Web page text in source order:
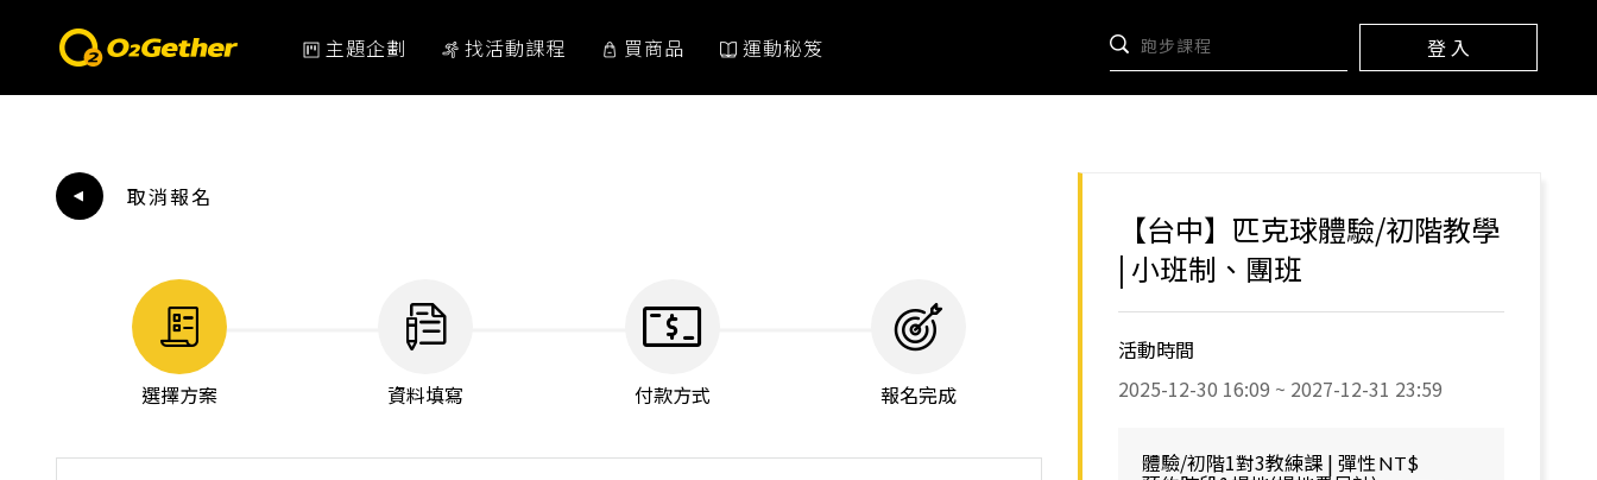
主題企劃 找活動課程 買商品 運動秘笈 登 入
取消報名
選擇方案 資料填寫 付款方式 報名完成
【台中】匹克球體驗/初階教學
| 小班制、團班
活動時間
2025-12-30 16:09 ~ 2027-12-31 23:59
體驗/初階1對3教練課 | 彈性NT$